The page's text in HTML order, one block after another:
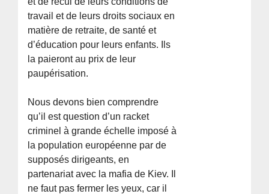
travail et de leurs droits sociaux en
matière de retraite, de santé et
d’éducation pour leurs enfants. Ils
la paieront au prix de leur
paupérisation.
Nous devons bien comprendre
qu’il est question d’un racket
criminel à grande échelle imposé à
la population européenne par de
supposés dirigeants, en
partenariat avec la mafia de Kiev. Il
ne faut pas fermer les yeux, car il